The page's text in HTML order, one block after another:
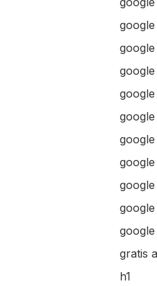
gratis
h1